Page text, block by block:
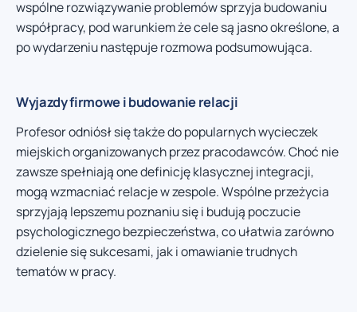
wspólne rozwiązywanie problemów sprzyja budowaniu
współpracy, pod warunkiem że cele są jasno określone, a
po wydarzeniu następuje rozmowa podsumowująca.
Wyjazdy firmowe i budowanie relacji
Profesor odniósł się także do popularnych wycieczek
miejskich organizowanych przez pracodawców. Choć nie
zawsze spełniają one definicję klasycznej integracji,
mogą wzmacniać relacje w zespole. Wspólne przeżycia
sprzyjają lepszemu poznaniu się i budują poczucie
psychologicznego bezpieczeństwa, co ułatwia zarówno
dzielenie się sukcesami, jak i omawianie trudnych
tematów w pracy.